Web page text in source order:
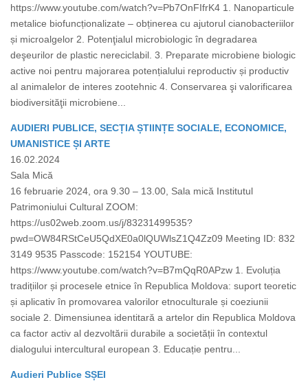
https://www.youtube.com/watch?v=Pb7OnFIfrK4 1. Nanoparticule
metalice biofuncționalizate – obținerea cu ajutorul cianobacteriilor
și microalgelor 2. Potenţialul microbiologic în degradarea
deşeurilor de plastic nereciclabil. 3. Preparate microbiene biologic
active noi pentru majorarea potențialului reproductiv și productiv
al animalelor de interes zootehnic 4. Conservarea şi valorificarea
biodiversităţii microbiene...
AUDIERI PUBLICE, SECȚIA ȘTIINȚE SOCIALE, ECONOMICE,
UMANISTICE ȘI ARTE
16.02.2024
Sala Mică
16 februarie 2024, ora 9.30 – 13.00, Sala mică Institutul
Patrimoniului Cultural ZOOM:
https://us02web.zoom.us/j/83231499535?
pwd=OW84RStCeU5QdXE0a0lQUWlsZ1Q4Zz09 Meeting ID: 832
3149 9535 Passcode: 152154 YOUTUBE:
https://www.youtube.com/watch?v=B7mQqR0APzw 1. Evoluția
tradițiilor și procesele etnice în Republica Moldova: suport teoretic
și aplicativ în promovarea valorilor etnoculturale și coeziunii
sociale 2. Dimensiunea identitară a artelor din Republica Moldova
ca factor activ al dezvoltării durabile a societății în contextul
dialogului intercultural european 3. Educație pentru...
Audieri Publice SȘEI